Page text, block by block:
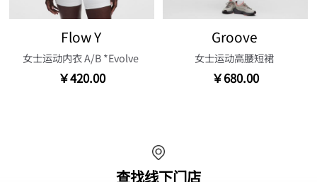
Flow Y
女士运动内衣 A/B *Evolve
￥420.00
Groove
女士运动高腰短裙
￥680.00
查找线下门店